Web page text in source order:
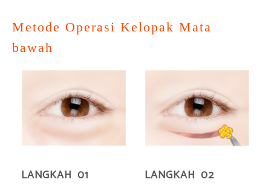
Metode Operasi Kelopak Mata
bawah
LANGKAH 01 LANGKAH 02